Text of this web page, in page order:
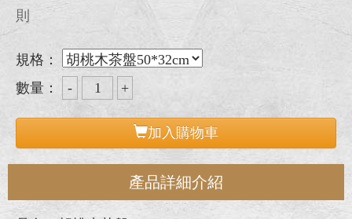
則
規格：
數量：
加入購物車
產品詳細介紹